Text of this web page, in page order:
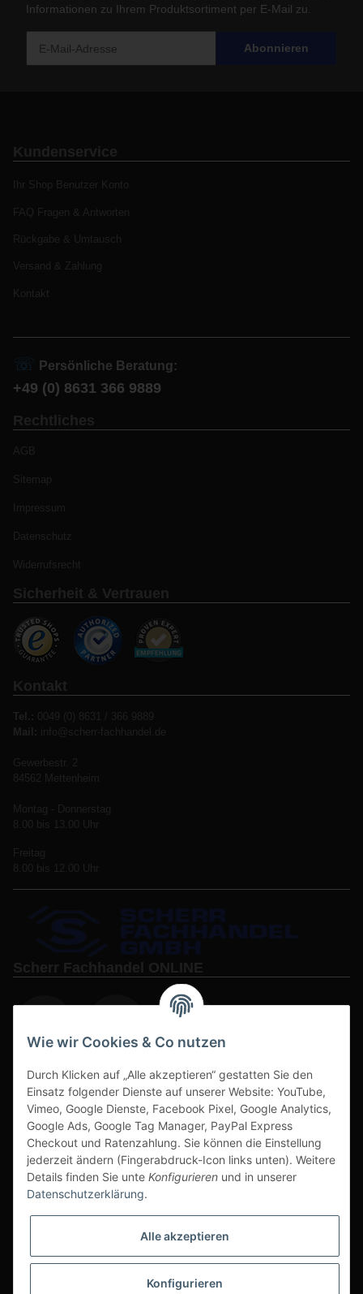
Informationen zu Ihrem Produktsortiment per E-Mail zu.
Abonnieren
☏ Persönliche Beratung:
+49 (0) 8631 366 9889
www.s3-arbeitsschuhe-sicherheitsschuhe.de
www-alu-transportboxen-auffahrrampen.de
Sichere Zahlarten & Versand
Wie wir Cookies & Co nutzen
Durch Klicken auf „Alle akzeptieren“ gestatten Sie den
Einsatz folgender Dienste auf unserer Website: YouTube,
Vimeo, Google Dienste, Facebook Pixel, Google Analytics,
Google Ads, Google Tag Manager, PayPal Express
Checkout und Ratenzahlung. Sie können die Einstellung
jederzeit ändern (Fingerabdruck-Icon links unten). Weitere
Details finden Sie unte Konfigurieren und in unserer
Datenschutzerklärung.
Alle akzeptieren
Konfigurieren